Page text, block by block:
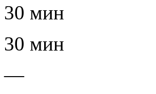
30 мин
30 мин
—